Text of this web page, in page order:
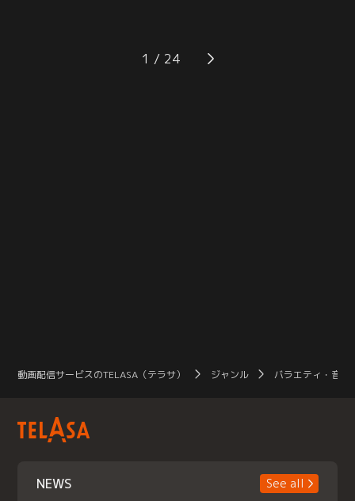
桜お七」を意外なエピソードを交え
て熱唱！？野口五郎さんはアカペラ
がきっかけだったが…大学3年の
時、俳優として芸能界入りした片岡
1
動画配信サービスのTELASA（テラサ） ジャンル バラエティ・音楽
NEWS See all